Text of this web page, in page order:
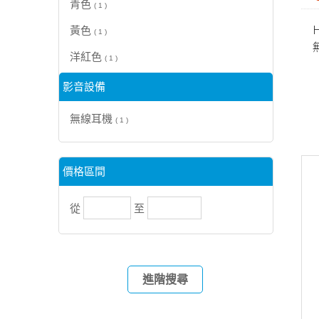
青色 ( 1 )
黃色 ( 1 )
洋紅色 ( 1 )
影音設備
無線耳機 ( 1 )
價格區間
從 至
進階搜尋